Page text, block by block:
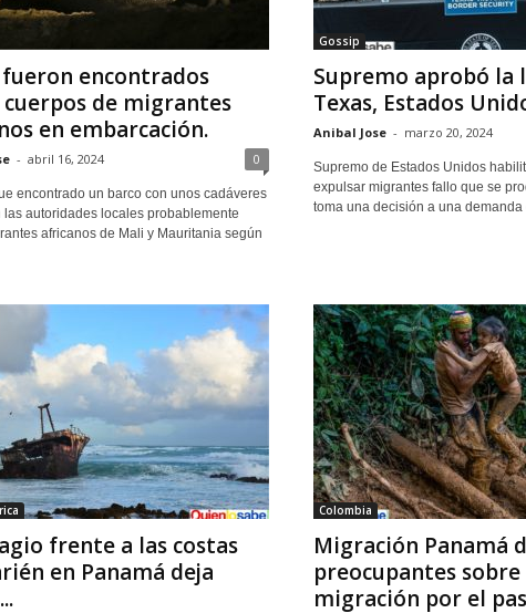
encontrados
cuerpos de migrantes
en embarcación.
- abril 16, 2024 0
encontrado un barco con unos cadáveres
las autoridades locales probablemente
africanos de Mali y Mauritania según
Gossip
Supremo aprobó la
Texas, Estados
Anibal Jose - marzo 20, 2024
Supremo de Estados Unidos
expulsar migrantes fallo que se
toma una decisión a una demanda
frente a las costas
en Panamá deja
Colombia
Migración Panamá
preocupantes sobre
migración por el